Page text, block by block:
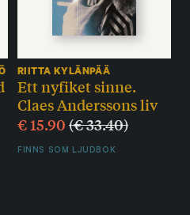
RIITTA KYLÄNPÄÄ
Ett nyfiket sinne.
Claes Anderssons liv
€15.90(€33.40)
FINNS SOM LJUDBOK